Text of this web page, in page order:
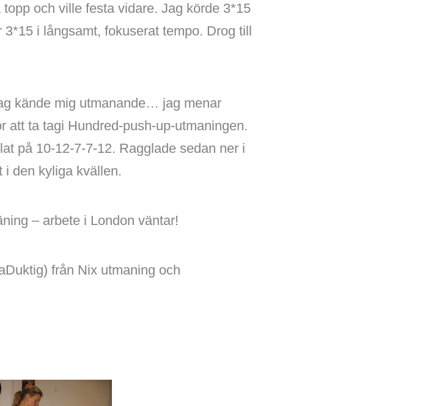
och ville festa vidare. Jag körde 3*15
i långsamt, fokuserat tempo. Drog till
kände mig utmanande… jag menar
att ta tagi Hundred-push-up-utmaningen.
på 10-12-7-7-12. Ragglade sedan ner i
i den kyliga kvällen.
– arbete i London väntar!
från Nix utmaning och